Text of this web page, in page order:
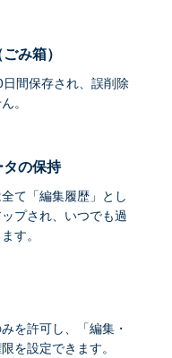
み箱）
間保存され、誤削除
。
の保持
て「編集履歴」とし
プされ、いつでも過
す。
を許可し、「編集・
を設定できます。